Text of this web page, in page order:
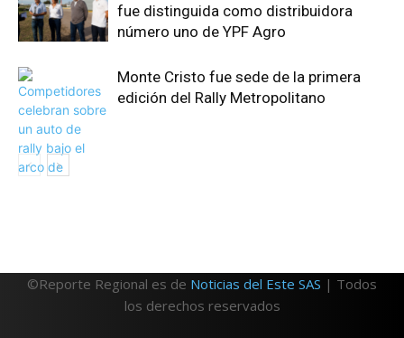
fue distinguida como distribuidora
número uno de YPF Agro
Monte Cristo fue sede de la primera
edición del Rally Metropolitano
©Reporte Regional es de Noticias del Este SAS | Todos
los derechos reservados